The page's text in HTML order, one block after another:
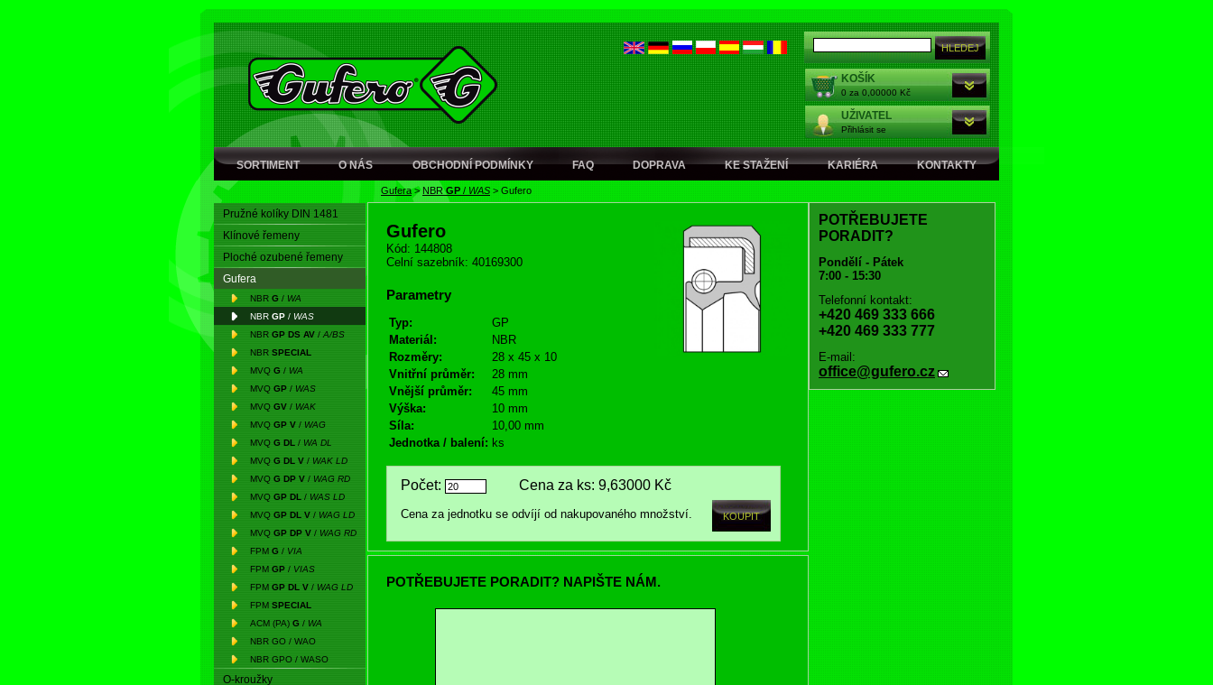
KOŠÍK
0 za 0,00000 Kč
UŽIVATEL
Přihlásit se
SORTIMENT O NÁS OBCHODNÍ PODMÍNKY FAQ DOPRAVA KE STAŽENÍ KARIÉRA KONTAKTY
Gufera> NBRGP / WAS > Gufero
Pružné kolíky DIN 1481
Klínové řemeny
Ploché ozubené řemeny
Gufera
NBR G / WA
NBR GP / WAS
NBR GP DS AV / A/BS
NBR SPECIAL
MVQ G / WA
MVQ GP / WAS
MVQ GV / WAK
MVQ GP V / WAG
MVQ G DL / WA DL
MVQ G DL V / WAK LD
MVQ G DP V / WAG RD
MVQ GP DL / WAS LD
MVQ GP DL V / WAG LD
MVQ GP DP V / WAG RD
FPM G / VIA
FPM GP / VIAS
FPM GP DL V / WAG LD
FPM SPECIAL
ACM (PA) G / WA
NBR GO / WAO
NBR GPO / WASO
O-kroužky
Gufero
Kód: 144808
Celní sazebník: 40169300
Parametry
Typ:
GP
Materiál:
NBR
Rozměry:
28 x 45 x 10
Vnitřní průměr:
28 mm
Vnější průměr:
45 mm
Výška:
10 mm
Síla:
10,00 mm
Jednotka / balení: ks
Počet: Cena za ks: 9,63000 Kč
Cena za jednotku se odvíjí od nakupovaného množství.
POTŘEBUJETE PORADIT? NAPIŠTE NÁM.
POTŘEBUJETE
PORADIT?
Pondělí - Pátek
7:00 - 15:30
Telefonní kontakt:
+420 469 333 666
+420 469 333 777
E-mail:
office@gufero.cz